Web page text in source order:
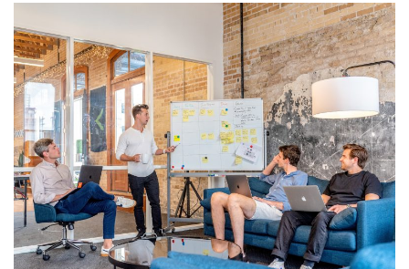
pero
baratas
las
hipotecas»